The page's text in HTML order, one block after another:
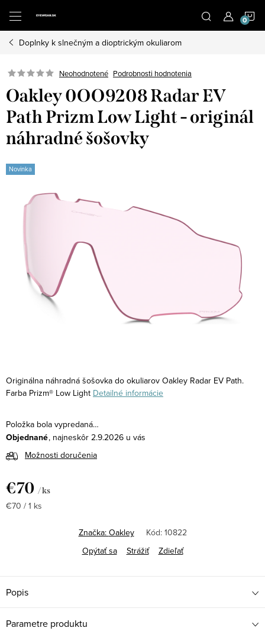
obsah
Doplnky k slnečným a dioptrickým okuliarom
Neohodnotené Podrobnosti hodnotenia
Oakley 0OO9208 Radar EV
Path Prizm Low Light - originál
náhradné šošovky
Novinka
Originálna náhradná šošovka do okuliarov Oakley Radar EV Path.
Farba Prizm® Low Light Detailné informácie
Položka bola vypredaná…
Objednané
2.9.2026
Možnosti doručenia
€70 / ks
Jednotková
€70 / 1 ks
Značka: Oakley Kód: 10822
Opýtať sa
Strážiť Zdieľať
Popis
Parametre produktu